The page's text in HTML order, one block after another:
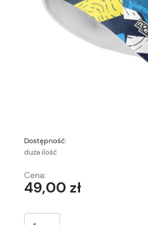
Dostępność:
duża ilość
Cena:
49,00 zł